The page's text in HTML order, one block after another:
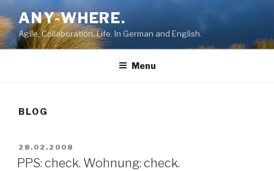
Skip
to
content
ANY-WHERE.
Agile, Collaboration, Life. In German and English.
Menu
BLOG
POSTED
ON
28.02.2008
PPS: check. Wohnung: check.